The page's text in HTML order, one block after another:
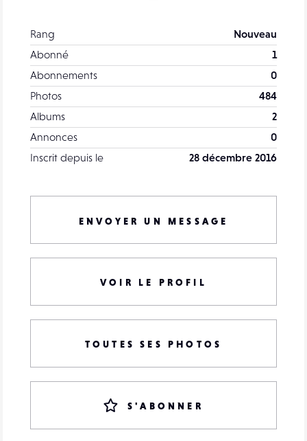
Rang
Nouveau
Abonné
1
Abonnements
0
Photos
484
Albums
2
Annonces
0
Inscrit depuis le
28 décembre 2016
ENVOYER UN MESSAGE
VOIR LE PROFIL
TOUTES SES PHOTOS
S'ABONNER